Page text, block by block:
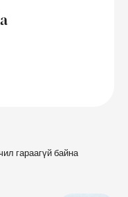
гараагүй байна